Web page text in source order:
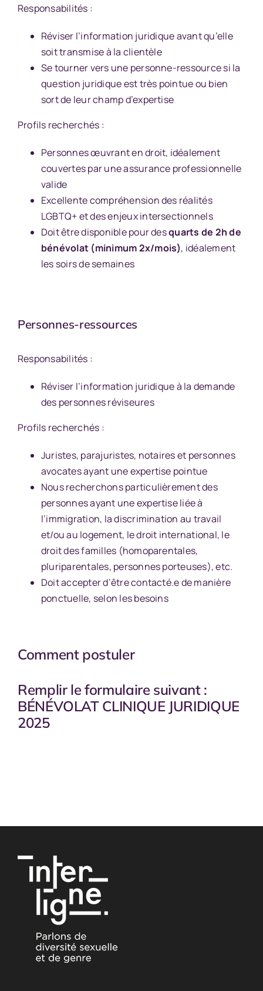
Responsabilités :
Réviser l’information juridique avant qu’elle
soit transmise à la clientèle
Se tourner vers une personne-ressource si la
question juridique est très pointue ou bien
sort de leur champ d’expertise
Profils recherchés :
Personnes œuvrant en droit, idéalement
couvertes par une assurance professionnelle
valide
Excellente compréhension des réalités
LGBTQ+ et des enjeux intersectionnels
Doit être disponible pour desquarts de 2h de
bénévolat (minimum 2x/mois), idéalement
les soirs de semaines
Personnes-ressources
Responsabilités :
Réviser l’information juridique à la demande
des personnes réviseures
Profils recherchés :
Juristes, parajuristes, notaires et personnes
avocates ayant une expertise pointue
Nous recherchons particulièrement des
personnes ayant une expertise liée à
l’immigration, la discrimination au travail
et/ou au logement, le droit international, le
droit des familles (homoparentales,
pluriparentales, personnes porteuses), etc.
Doit accepter d’être contacté.e de manière
ponctuelle, selon les besoins
Comment postuler
Remplir le formulaire suivant :
BÉNÉVOLAT CLINIQUE JURIDIQUE
2025